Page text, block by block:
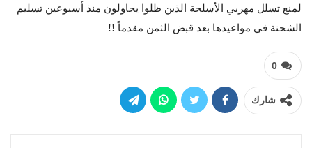
لمنع تسلل مهربي الأسلحة الذين ظلوا يحاولون منذ أسبوعين تسليم
الشحنة في مواعيدها بعد قبض الثمن مقدماً !!
0
شارك